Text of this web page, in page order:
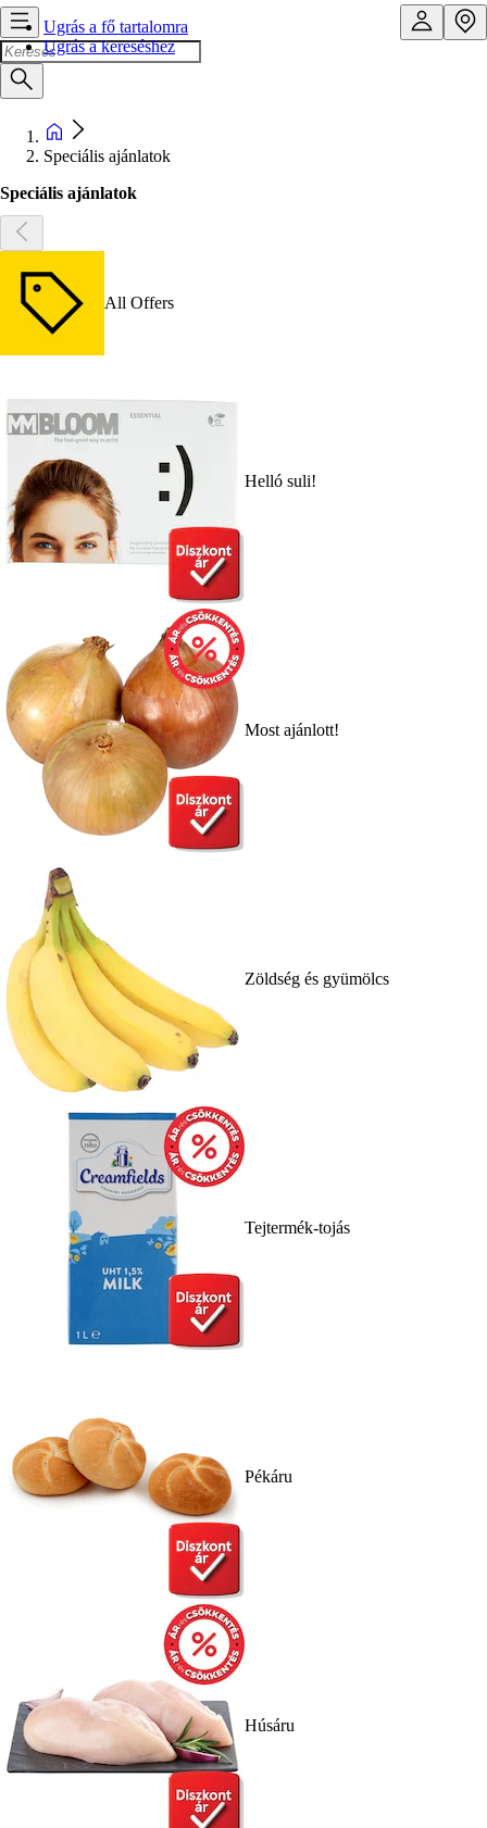
Ugrás a fő tartalomra
Ugrás a kereséshez
Speciális ajánlatok
Speciális ajánlatok
All Offers
Helló suli!
Most ajánlott!
Zöldség és gyümölcs
Tejtermék-tojás
Pékáru
Húsáru